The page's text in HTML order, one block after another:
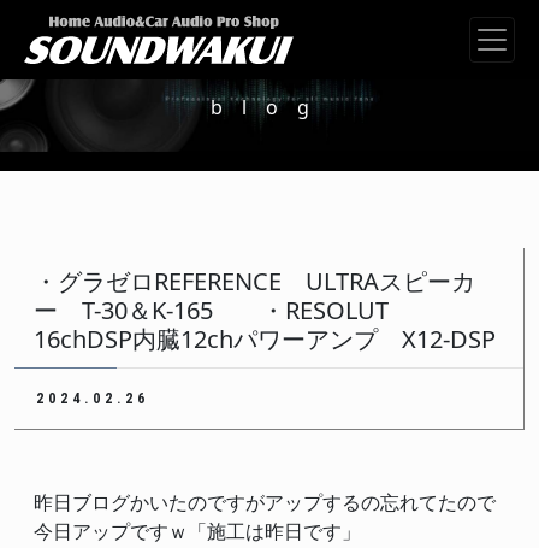
メインナビゲーション
blog
・グラゼロREFERENCE ULTRAスピーカ
ー T-30＆K-165 ・RESOLUT
16chDSP内臓12chパワーアンプ X12-DSP
2024.02.26
昨日ブログかいたのですがアップするの忘れてたので
今日アップですｗ「施工は昨日です」